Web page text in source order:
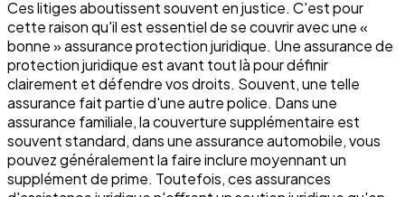
Ces litiges aboutissent souvent en justice. C'est pour
cette raison qu'il est essentiel de se couvrir avec une «
bonne » assurance protection juridique. Une assurance de
protection juridique est avant tout là pour définir
clairement et défendre vos droits. Souvent, une telle
assurance fait partie d'une autre police. Dans une
assurance familiale, la couverture supplémentaire est
souvent standard, dans une assurance automobile, vous
pouvez généralement la faire inclure moyennant un
supplément de prime. Toutefois, ces assurances